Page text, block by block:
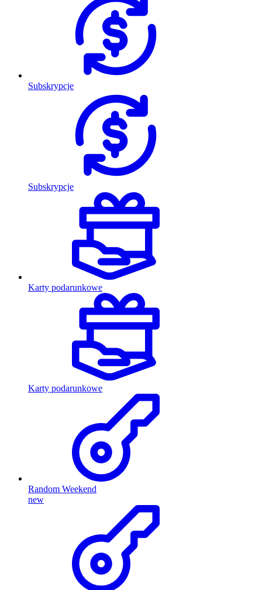
Subskrypcje
Subskrypcje
Karty podarunkowe
Karty podarunkowe
Random Weekend
new